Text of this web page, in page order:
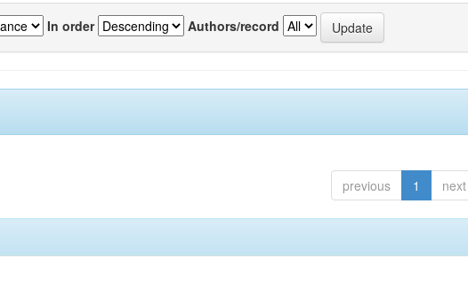
In order Authors/record
previous 1 next